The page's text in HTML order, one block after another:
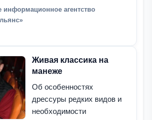
информационное агентство
Живая классика на
манеже
Об особенностях
дрессуры редких видов и
необходимости